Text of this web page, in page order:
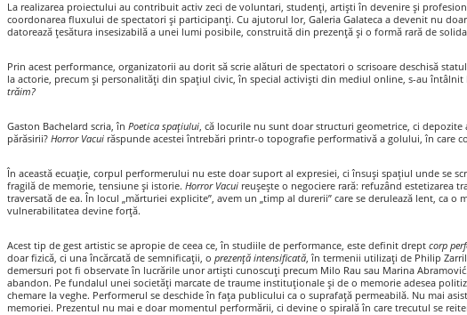
La realizarea proiectului au contribuit activ zeci de voluntari, studenți, artiști în devenire și
coordonarea fluxului de spectatori și participanți. Cu ajutorul lor, Galeria Galateca a devenit nu
datorează țesătura insesizabilă a unei lumi posibile, construită din prezență și o formă rară de
Prin acest performance, organizatorii au dorit să scrie alături de spectatori o scrisoare deschisă
la actorie, precum și personalități din spațiul civic, în special activiști din mediul online, s-au
trăim?
Gaston Bachelard scria, în Poetica spațiului, că locurile nu sunt doar structuri geometrice, ci
părăsirii? Horror Vacui răspunde acestei întrebări printr-o topografie performativă a golului, în care
În această ecuație, corpul performerului nu este doar suport al expresiei, ci însuși spațiul unde se
fragilă de memorie, tensiune și istorie. Horror Vacui reușește o negociere rară: refuzând estetizarea
traversată de ea. În locul „mărturiei explicite”, avem un „timp al durerii” care se derulează lent,
vulnerabilitatea devine forță.
Acest tip de gest artistic se apropie de ceea ce, în studiile de performance, este definit drept corp
doar fizică, ci una încărcată de semnificații, o prezență intensificată, în termenii utilizați de Philip
demersuri pot fi observate în lucrările unor artiști cunoscuți precum Milo Rau sau Marina Abramović.
abandon. Pe fundalul unei societăți marcate de traume instituționale și de o memorie adesea
chemare la veghe. Performerul se deschide în fața publicului ca o suprafață permeabilă. Nu mai
memoriei. Prezentul nu mai e doar momentul performării, ci devine o spirală în care trecutul se